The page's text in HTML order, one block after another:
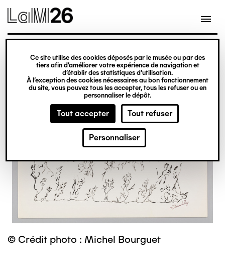
Gestion des cookies
Ce site utilise des cookies déposés par le musée ou par des
tiers afin d’améliorer votre expérience de navigation et
d’établir des statistiques d’utilisation.
À l’exception des cookies nécessaires au bon fonctionnement
du site, vous pouvez tous les accepter, tous les refuser ou en
personnaliser le dépôt.
Tout accepter Tout refuser
Personnaliser
contenu
© Crédit photo : Michel Bourguet